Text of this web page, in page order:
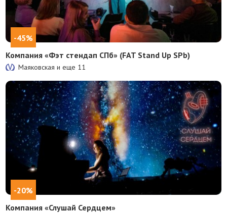
-45%
Компания «Фэт стендап СПб» (FAT Stand Up SPb)
Маяковская и еще 11
-20%
Компания «Слушай Сердцем»